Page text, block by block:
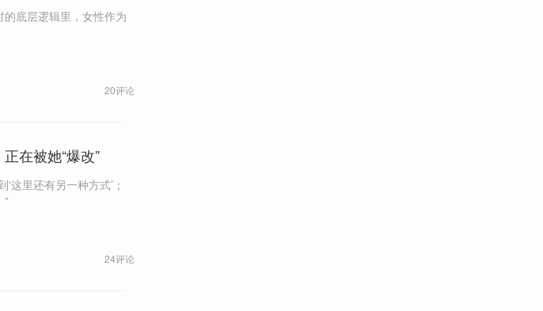
底层逻辑里，女性作为
20评论
在被她“爆改”
这里还有另一种方式’；
24评论